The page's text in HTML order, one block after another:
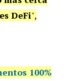
DeFi",
100%